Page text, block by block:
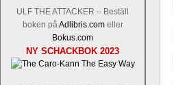
ULF THE ATTACKER – Beställ
boken på Adlibris.comeller
Bokus.com
NY SCHACKBOK 2023